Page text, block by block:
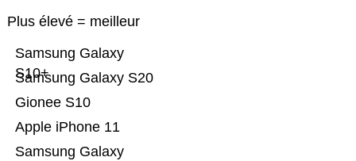
Plus élevé = meilleur
Samsung Galaxy
Apple iPhone 11
Gionee S10
Samsung Galaxy S20
Samsung Galaxy
S10+